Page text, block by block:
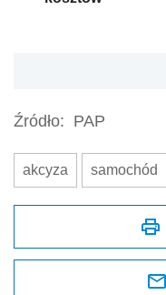
Źródło: PAP
akcyza samochód